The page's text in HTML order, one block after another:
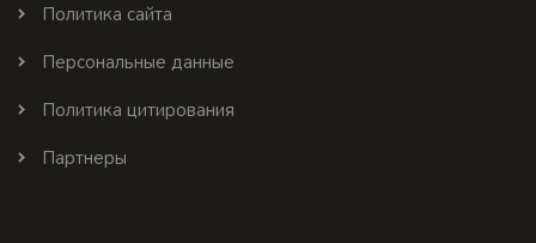
Политика сайта
Персональные данные
Политика цитирования
Партнеры